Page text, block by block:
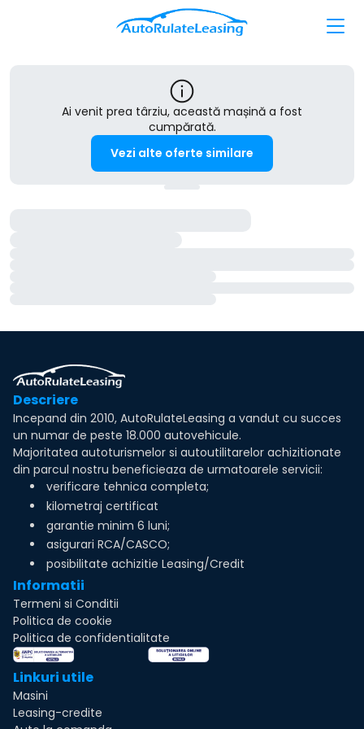
Ai venit prea târziu, această mașină a fost
cumpărată.
Vezi alte oferte similare
Descriere
Incepand din 2010, AutoRulateLeasing a vandut cu succes
un numar de peste 18.000 autovehicule.
Majoritatea autoturismelor si autoutilitarelor achizitionate
din parcul nostru beneficieaza de urmatoarele servicii:
verificare tehnica completa;
kilometraj certificat
garantie minim 6 luni;
asigurari RCA/CASCO;
posibilitate achizitie Leasing/Credit
Informatii
Termeni si Conditii
Politica de cookie
Politica de confidentialitate
Linkuri utile
Masini
Leasing-credite